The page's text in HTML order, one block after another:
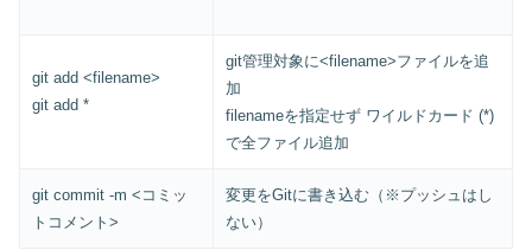
git add <filename>
git add *
git管理対象に<filename>ファイルを追
加
filenameを指定せず ワイルドカード (*)
で全ファイル追加
git commit -m <コミッ
トコメント>
変更をGitに書き込む（※プッシュはし
ない）